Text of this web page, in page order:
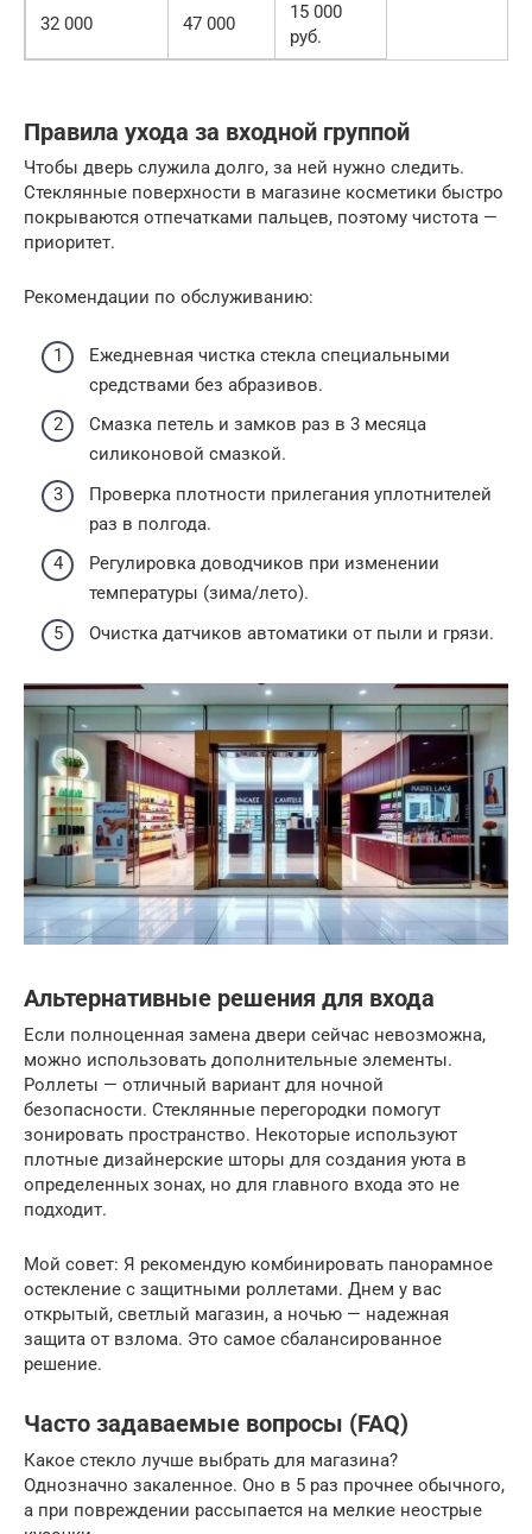
32 000 47 000
15 000
руб.
Правила ухода за входной группой
Чтобы дверь служила долго, за ней нужно следить.
Стеклянные поверхности в магазине косметики быстро
покрываются отпечатками пальцев, поэтому чистота —
приоритет.
Рекомендации по обслуживанию:
Ежедневная чистка стекла специальными
средствами без абразивов.
Смазка петель и замков раз в 3 месяца
силиконовой смазкой.
Проверка плотности прилегания уплотнителей
раз в полгода.
Регулировка доводчиков при изменении
температуры (зима/лето).
Очистка датчиков автоматики от пыли и грязи.
Альтернативные решения для входа
Если полноценная замена двери сейчас невозможна,
можно использовать дополнительные элементы.
Роллеты — отличный вариант для ночной
безопасности. Стеклянные перегородки помогут
зонировать пространство. Некоторые используют
плотные дизайнерские шторы для создания уюта в
определенных зонах, но для главного входа это не
подходит.
Мой совет: Я рекомендую комбинировать панорамное
остекление с защитными роллетами. Днем у вас
открытый, светлый магазин, а ночью — надежная
защита от взлома. Это самое сбалансированное
решение.
Часто задаваемые вопросы (FAQ)
Какое стекло лучше выбрать для магазина?
Однозначно закаленное. Оно в 5 раз прочнее обычного,
а при повреждении рассыпается на мелкие неострые